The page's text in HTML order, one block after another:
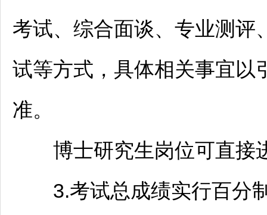
考试、综合面谈、专业测评
试等方式，具体相关事宜以
准。
博士研究生岗位可直接
3.考试总成绩实行百分制